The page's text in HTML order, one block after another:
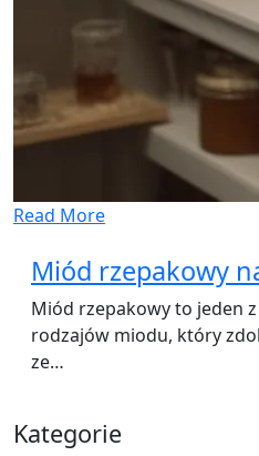
Read More
Miód rzepakowy
Miód rzepakowy to jeden
rodzajów miodu, który
ze…
Kategorie